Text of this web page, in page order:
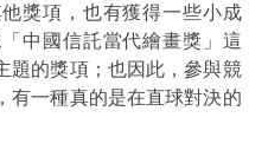
獎項，也有獲得一些小成
「 中國信託當代繪畫獎 」 這
題的獎項；也因此，參與競
有一種真的是在直球對決的